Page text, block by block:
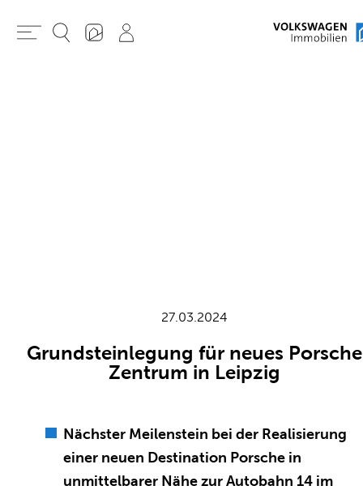
27.03.2024
Grundsteinlegung für neues Porsche
Zentrum in Leipzig
Nächster Meilenstein bei der Realisierung
einer neuen Destination Porsche in
unmittelbarer Nähe zur Autobahn 14 im